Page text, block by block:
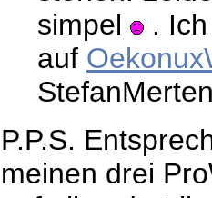
simpel
.
auf
P.P.S.
meinen drei